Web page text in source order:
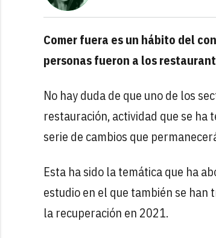
Comer fuera es un hábito del
personas fueron a los
No hay duda de que uno de los
restauración, actividad que se
serie de cambios que
Esta ha sido la temática que ha
estudio en el que también se
la recuperación en 2021.